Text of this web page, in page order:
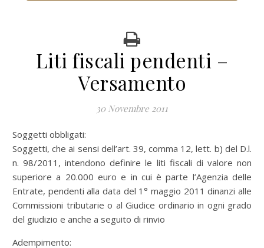
Liti fiscali pendenti –
Versamento
30 Novembre 2011
Soggetti obbligati:
Soggetti, che ai sensi dell’art. 39, comma 12, lett. b) del D.l.
n. 98/2011, intendono definire le liti fiscali di valore non
superiore a 20.000 euro e in cui è parte l’Agenzia delle
Entrate, pendenti alla data del 1° maggio 2011 dinanzi alle
Commissioni tributarie o al Giudice ordinario in ogni grado
del giudizio e anche a seguito di rinvio
Adempimento: